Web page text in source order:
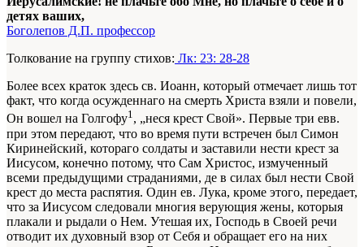
детях ваших,
Боголепов Д.П. профессор
Толкование на группу стихов: Лк: 23: 28-28
Более всех краток здесь св. Иоанн, который отмечает лишь тот
факт, что когда осужденнаго на смерть Христа взяли и повели,
Он вошел на Голгофу1, „неся крест Свой». Первые три евв.
при этом передают, что во время пути встречен был Симон
Киринейский, котораго солдаты и заставили нести крест за
Иисусом, конечно потому, что Сам Христос, измученный
всеми предыдущими страданиями, де в силах был нести Свой
крест до места распятия. Один ев. Лука, кроме этого, передает,
что за Иисусом следовали многия верующия жены, которыя
плакали и рыдали о Нем. Утешая их, Господь в Своей речи
отводит их духовный взор от Себя и обращает его на них